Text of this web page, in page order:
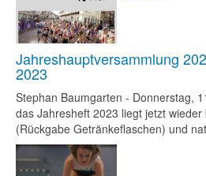
Jahreshauptversammlung
2023
Stephan Baumgarten - Donnerstag,
das Jahresheft 2023 liegt jetzt
(Rückgabe Getränkeflaschen) und